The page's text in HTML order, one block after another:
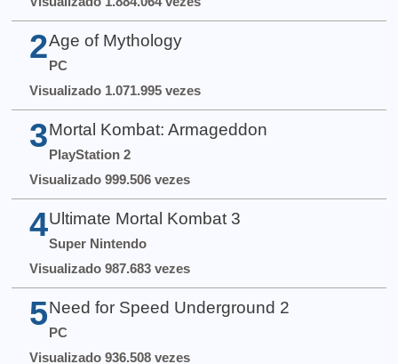
2 Age of Mythology
PC
Visualizado 1.071.995 vezes
3 Mortal Kombat: Armageddon
PlayStation 2
Visualizado 999.506 vezes
4 Ultimate Mortal Kombat 3
Super Nintendo
Visualizado 987.683 vezes
5 Need for Speed Underground 2
PC
Visualizado 936.508 vezes